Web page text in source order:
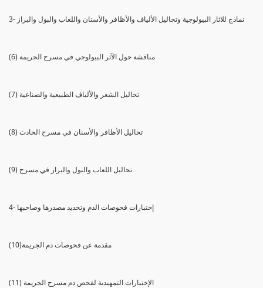
3- نماذج للاثار البيولوجية وتحاليل الألياف والأظافر والأسنان واللعاب والبول والبراز
(6) مناقشة حول الآثر البيولوجي في مسرح الجريمة
(7) تحاليل الشعر والألياف الطبيعية والصناعية
(8) تحاليل الأظافر والأسنان في مسرح الحادث
(9) تحاليل اللعاب والبول والبراز في مسرح
4- إختبارات فحوصات الدم وتحديد مصدرها وصاحبها
(10)مقدمة عن فحوصات دم الجريمة
(11) الإختبارات التمهيدية لفحص دم مسرح الجريمة